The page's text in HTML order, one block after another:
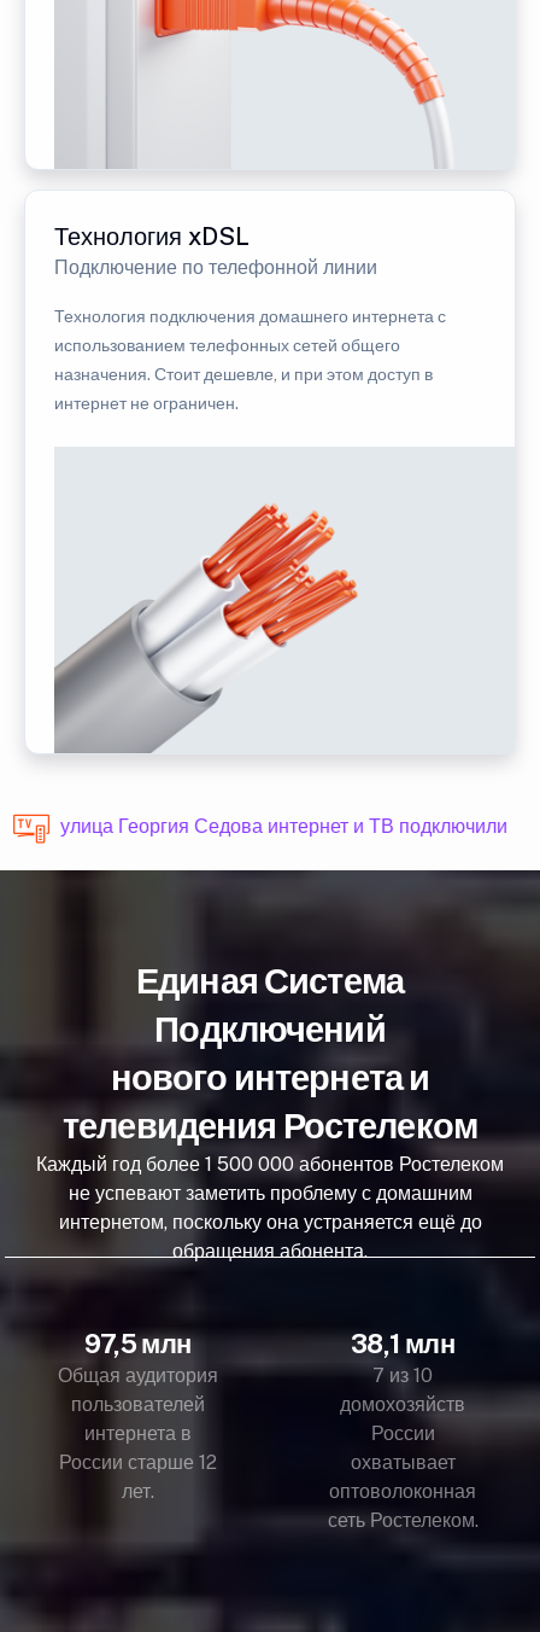
Технология xDSL
Подключение по телефонной линии
Технология подключения домашнего интернета с
использованием телефонных сетей общего
назначения. Стоит дешевле, и при этом доступ в
интернет не ограничен.
улица Георгия Седова интернет и ТВ подключили
Единая Система
Подключений
нового интернета и
телевидения Ростелеком
Каждый год более 1 500 000 абонентов Ростелеком
не успевают заметить проблему с домашним
интернетом, поскольку она устраняется ещё до
обращения абонента.
97,5 млн
Общая аудитория
пользователей
интернета в
России старше 12
лет.
38,1 млн
7 из 10
домохозяйств
России
охватывает
оптоволоконная
сеть Ростелеком.